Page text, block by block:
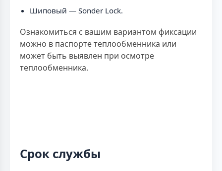
Шиповый — Sonder Lock.
Ознакомиться с вашим вариантом фиксации
можно в паспорте теплообменника или
может быть выявлен при осмотре
теплообменника.
Срок службы